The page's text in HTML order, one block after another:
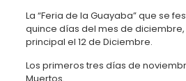
La “Feria de la Guayaba” que se
quince días del mes de
principal el 12 de Diciembre.
Los primeros tres días de